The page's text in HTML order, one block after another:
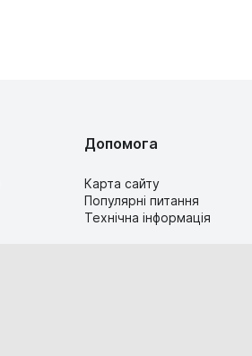
Допомога
Карта сайту
Популярні питання
Технічна інформація